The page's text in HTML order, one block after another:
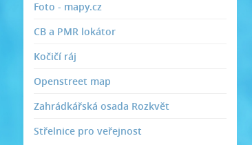
Foto - mapy.cz
CB a PMR lokátor
Kočičí ráj
Openstreet map
Zahrádkářská osada Rozkvět
Střelnice pro veřejnost